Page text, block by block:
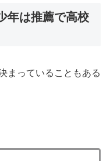
年は推薦で高校
まっていることもある